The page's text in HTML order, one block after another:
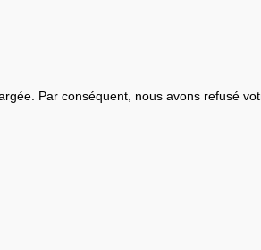
Par conséquent, nous avons refusé